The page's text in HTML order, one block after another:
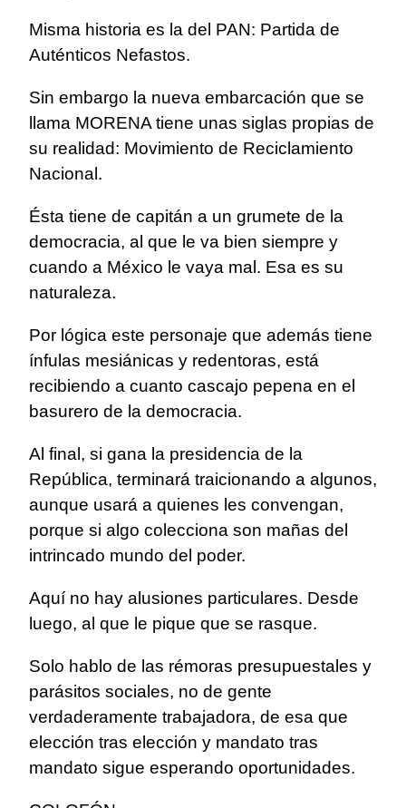
Misma historia es la del PAN: Partida de
Auténticos Nefastos.
Sin embargo la nueva embarcación que se
llama MORENA tiene unas siglas propias de
su realidad: Movimiento de Reciclamiento
Nacional.
Ésta tiene de capitán a un grumete de la
democracia, al que le va bien siempre y
cuando a México le vaya mal. Esa es su
naturaleza.
Por lógica este personaje que además tiene
ínfulas mesiánicas y redentoras, está
recibiendo a cuanto cascajo pepena en el
basurero de la democracia.
Al final, si gana la presidencia de la
República, terminará traicionando a algunos,
aunque usará a quienes les convengan,
porque si algo colecciona son mañas del
intrincado mundo del poder.
Aquí no hay alusiones particulares. Desde
luego, al que le pique que se rasque.
Solo hablo de las rémoras presupuestales y
parásitos sociales, no de gente
verdaderamente trabajadora, de esa que
elección tras elección y mandato tras
mandato sigue esperando oportunidades.